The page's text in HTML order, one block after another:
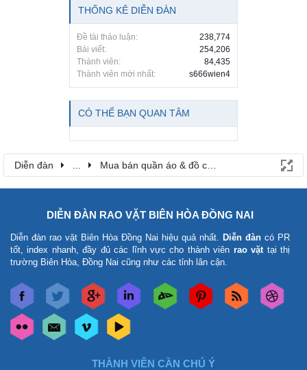
THỐNG KÊ DIỄN ĐÀN
Đề tài thảo luận:
238,774
Bài viết:
254,206
Thành viên:
84,435
Thành viên mới nhất:
s666wien4
CÓ THỂ BẠN QUAN TÂM
Diễn đàn Mua bán quần áo & đồ cho bé
DIỄN ĐÀN RAO VẶT BIÊN HÒA ĐỒNG NAI
Diễn đàn rao vặt Biên Hòa Đồng Nai hiệu quả nhất. Diễn đàn có PR
tốt, index nhanh, đầy đủ các lĩnh vực cho thành viên rao vặt tại thị
trường Biên Hòa, Đồng Nai cũng như các tỉnh lân cận.
THÀNH VIÊN CẦN CHÚ Ý